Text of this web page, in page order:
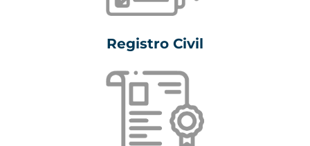
Registro Civil